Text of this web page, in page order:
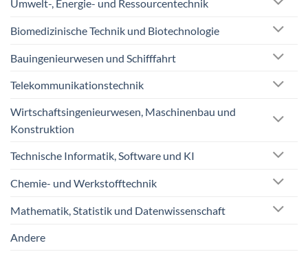
Umwelt-, Energie- und Ressourcentechnik
Biomedizinische Technik und Biotechnologie
Bauingenieurwesen und Schifffahrt
Telekommunikationstechnik
Wirtschaftsingenieurwesen, Maschinenbau und
Konstruktion
Technische Informatik, Software und KI
Chemie- und Werkstofftechnik
Mathematik, Statistik und Datenwissenschaft
Andere